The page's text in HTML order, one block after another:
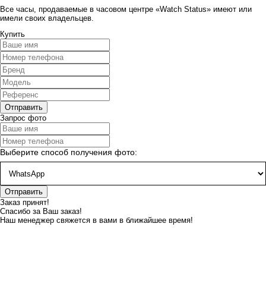
Все часы, продаваемые в часовом центре «Watch Status» имеют или
имели своих владельцев.
Купить
Запрос фото
Выберите способ получения фото:
Заказ принят!
Спасибо за Ваш заказ!
Наш менеджер свяжется в вами в ближайшее время!